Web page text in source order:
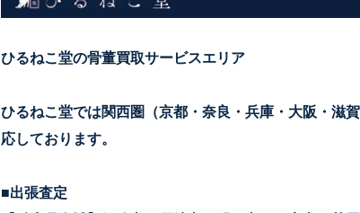
ひるねこ堂の骨董買取サービスエリア
ひるねこ堂では関西圏（京都・奈良・兵庫・大阪・滋
応しております。
■出張査定